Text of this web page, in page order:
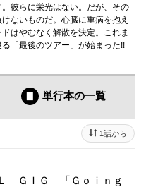
彼らに栄光はない。だが、その
ないものだ。心臓に重病を抱え
はやむなく解散を決定。これま
「最後のツアー」が始まった!!
単行本の一覧
1話から
ＧＩＧ 「Ｇｏｉｎｇ